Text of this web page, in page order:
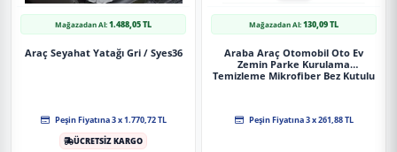
Mağazadan Al:1.488,05 TL
Araç Seyahat Yatağı Gri / Syes36
Peşin Fiyatına 3 x 1.770,72 TL
ÜCRETSİZ KARGO
Mağazadan Al:130,09 TL
Araba Araç Otomobil Oto Ev
Zemin Parke Kurulama
Temizleme Mikrofiber Bez Kutulu
Peşin Fiyatına 3 x 261,88 TL